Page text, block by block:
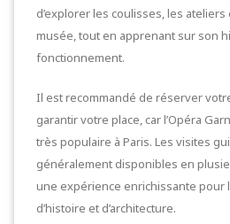
d’explorer les coulisses, les
musée, tout en apprenant sur son
fonctionnement.
Il est recommandé de réserver
garantir votre place, car l’Opéra
très populaire à Paris. Les visites
généralement disponibles en
une expérience enrichissante pour
d’histoire et d’architecture.